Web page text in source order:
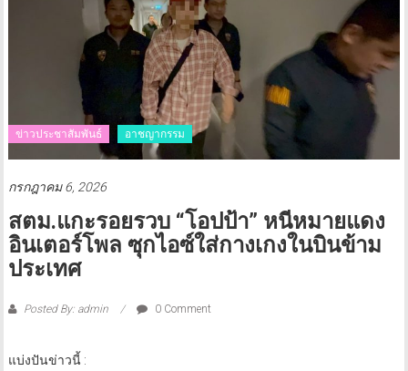
ข่าวประชาสัมพันธ์ อาชญากรรม
กรกฎาคม 6, 2026
สตม.แกะรอยรวบ “โอปป้า” หนีหมายแดง
อินเตอร์โพล ซุกไอซ์ใส่กางเกงในบินข้าม
ประเทศ
Posted By: admin 0 Comment
แบ่งปันข่าวนี้ :